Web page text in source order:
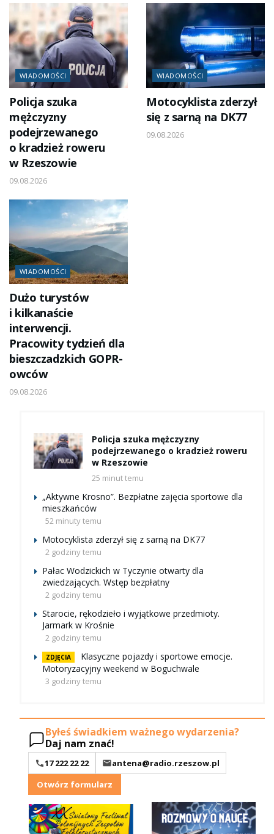
WIADOMOŚCI
Policja szuka
mężczyzny
podejrzewanego
o kradzież roweru
w Rzeszowie
09.08.2026
WIADOMOŚCI
Motocyklista zderzył
się z sarną na DK77
09.08.2026
WIADOMOŚCI
Dużo turystów
i kilkanaście
interwencji.
Pracowity tydzień dla
bieszczadzkich GOPR-
owców
09.08.2026
Policja szuka mężczyzny
podejrzewanego o kradzież roweru
w Rzeszowie
25 minut temu
„Aktywne Krosno”. Bezpłatne zajęcia sportowe dla
mieszkańców
52 minuty temu
Motocyklista zderzył się z sarną na DK77
2 godziny temu
Pałac Wodzickich w Tyczynie otwarty dla
zwiedzających. Wstęp bezpłatny
2 godziny temu
Starocie, rękodzieło i wyjątkowe przedmioty.
Jarmark w Krośnie
2 godziny temu
ZDJĘCIA
Klasyczne pojazdy i sportowe emocje.
Motoryzacyjny weekend w Boguchwale
3 godziny temu
Byłeś świadkiem ważnego wydarzenia?
Daj nam znać!
17 222 22 22
antena@radio.rzeszow.pl
Otwórz formularz